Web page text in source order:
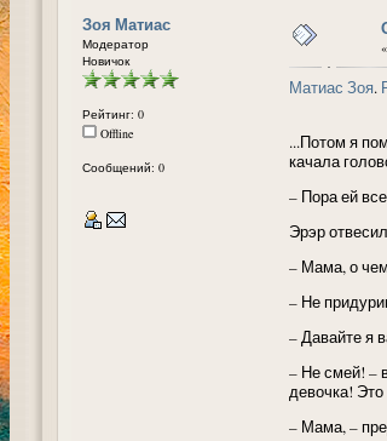
Зоя Матиас
Модератор
Новичок
Рейтинг: 0
Offline
Сообщений: 0
«
Матиас Зоя.
...Потом я
качала
– Пора ей
Эрэр
– Мама, о
– Не
– Давайте я
– Не смей! –
девочка! Это
– Мама, –